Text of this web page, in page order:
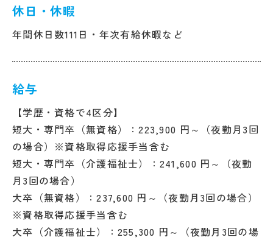
休日・休暇
年間休日数111日・年次有給休暇など
給与
【学歴・資格で4区分】
短大・専門卒（無資格）：223,900 円～（夜勤月3回
の場合）※資格取得応援手当含む
短大・専門卒（介護福祉士）：241,600 円～（夜勤
月3回の場合）
大卒（無資格）：237,600 円～（夜勤月3回の場合）
※資格取得応援手当含む
大卒（介護福祉士）：255,300 円～（夜勤月3回の場